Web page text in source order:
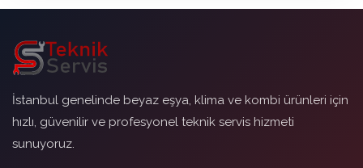
İstanbul genelinde beyaz eşya, klima ve kombi ürünleri için
hızlı, güvenilir ve profesyonel teknik servis hizmeti
sunuyoruz.